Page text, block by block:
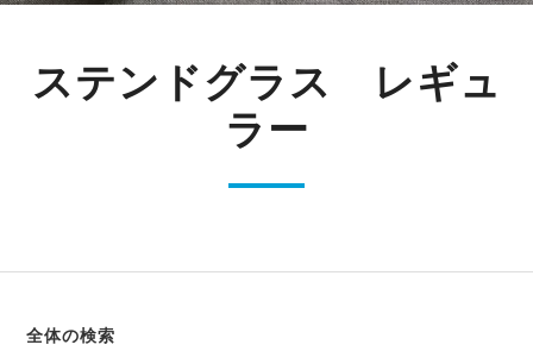
ステンドグラス レギュ
ラー
全体の検索